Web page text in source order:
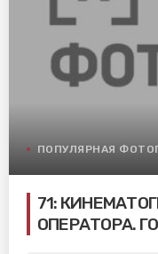
ПОПУЛЯРНАЯ
71:
ОПЕРАТОРА.